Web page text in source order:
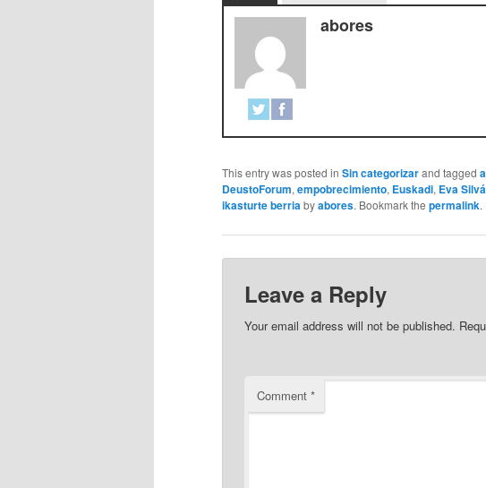
abores
This entry was posted in Sin categorizarand tagged
DeustoForum, empobrecimiento, Euskadi, Eva
ikasturte berriabyabores. Bookmark the permalink.
Leave a Reply
Your email address will not be published.
Comment*